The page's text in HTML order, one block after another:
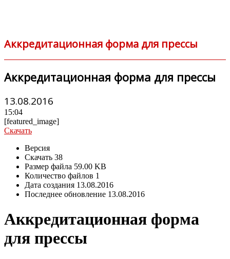
Аккредитационная форма для прессы
Аккредитационная форма для прессы
13.08.2016
15:04
[featured_image]
Скачать
Версия
Скачать 38
Размер файла 59.00 KB
Количество файлов 1
Дата создания 13.08.2016
Последнее обновление 13.08.2016
Аккредитационная форма
для прессы